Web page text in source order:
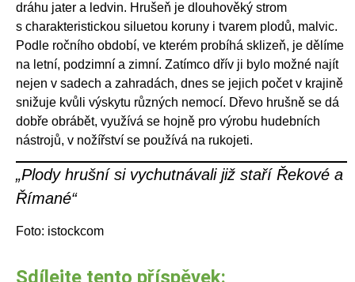
dráhu jater a ledvin. Hrušeň je dlouhověký strom
s charakteristickou siluetou koruny i tvarem plodů, malvic.
Podle ročního období, ve kterém probíhá sklizeň, je dělíme
na letní, podzimní a zimní. Zatímco dřív ji bylo možné najít
nejen v sadech a zahradách, dnes se jejich počet v krajině
snižuje kvůli výskytu různých nemocí. Dřevo hrušně se dá
dobře obrábět, využívá se hojně pro výrobu hudebních
nástrojů, v nožířství se používá na rukojeti.
„Plody hrušní si vychutnávali již staří Řekové a
Římané“
Foto: istockcom
Sdílejte tento příspěvek: